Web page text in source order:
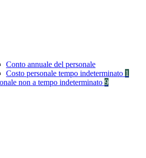
Conto annuale del personale
Costo personale tempo indeterminato 1
non a tempo indeterminato 9